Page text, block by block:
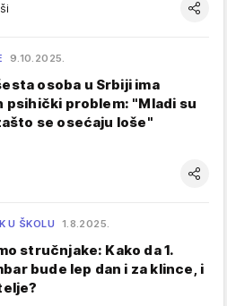
9.10.2025.
osoba u Srbiji ima
psihički problem: "Mladi su
se osećaju loše"
U ŠKOLU 1.8.2025.
stručnjake: Kako da 1.
bude lep dan i za klince, i